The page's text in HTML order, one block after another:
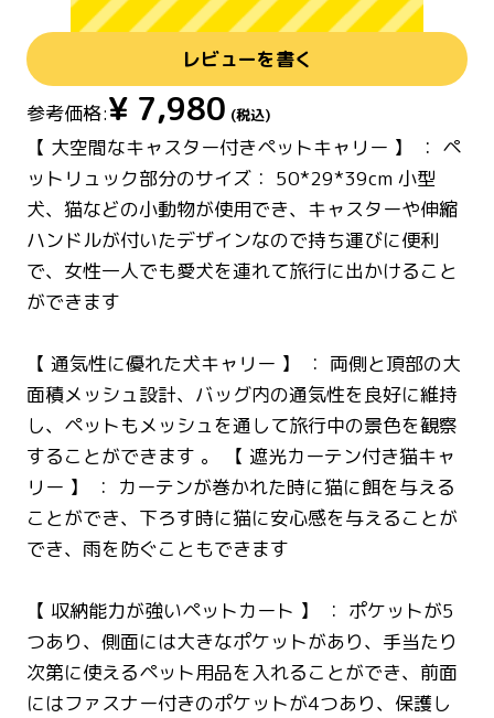
レビューを書く
参考価格:¥ 7,980 (税込)
【 大空間なキャスター付きペットキャリー 】 ： ペ
ットリュック部分のサイズ： 50*29*39cm 小型
犬、猫などの小動物が使用でき、キャスターや伸縮
ハンドルが付いたデザインなので持ち運びに便利
で、女性一人でも愛犬を連れて旅行に出かけること
ができます
【 通気性に優れた犬キャリー 】 ： 両側と頂部の大
面積メッシュ設計、バッグ内の通気性を良好に維持
し、ペットもメッシュを通して旅行中の景色を観察
することができます 。 【 遮光カーテン付き猫キャ
リー 】 ： カーテンが巻かれた時に猫に餌を与える
ことができ、下ろす時に猫に安心感を与えることが
でき、雨を防ぐこともできます
【 収納能力が強いペットカート 】 ： ポケットが5
つあり、側面には大きなポケットがあり、手当たり
次第に使えるペット用品を入れることができ、前面
にはファスナー付きのポケットが4つあり、保護し